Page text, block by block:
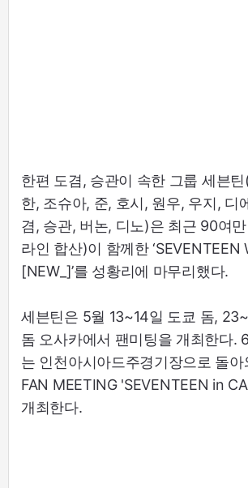
한편 도겸, 승관이 속한 그룹 세븐
한, 조슈아, 준, 호시, 원우, 우지, 디
겸, 승관, 버논, 디노)은 최근 90여만
라인 합산)이 함께한 ‘SEVENTEEN
[NEW_]’를 성황리에 마무리했다.
세븐틴은 5월 13~14일 도쿄 돔,
돔 오사카에서 팬미팅을 개최한다.
는 인천아시아드주경기장으로 돌아
FAN MEETING 'SEVENTEEN in
개최한다.